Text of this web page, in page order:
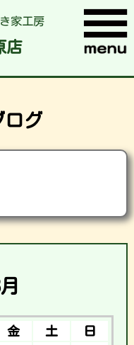
家工房
店
ログ
金 土
日